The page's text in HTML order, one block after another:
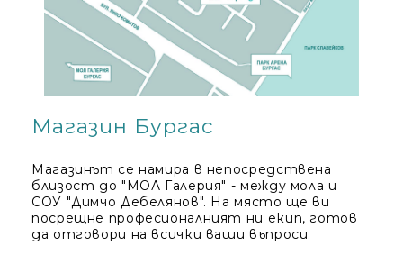
Магазин Бургас
Магазинът се намира в непосредствена
близост до "МОЛ Галерия" - между мола и
СОУ "Димчо Дебелянов". На място ще ви
посрещне професионалният ни екип, готов
да отговори на всички ваши въпроси.